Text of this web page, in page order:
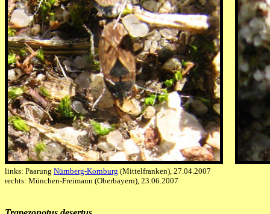
links: Paarung Nürnberg-Kornburg (Mittelfranken), 27.04.2007
rechts: München-Freimann (Oberbayern), 23.06.2007